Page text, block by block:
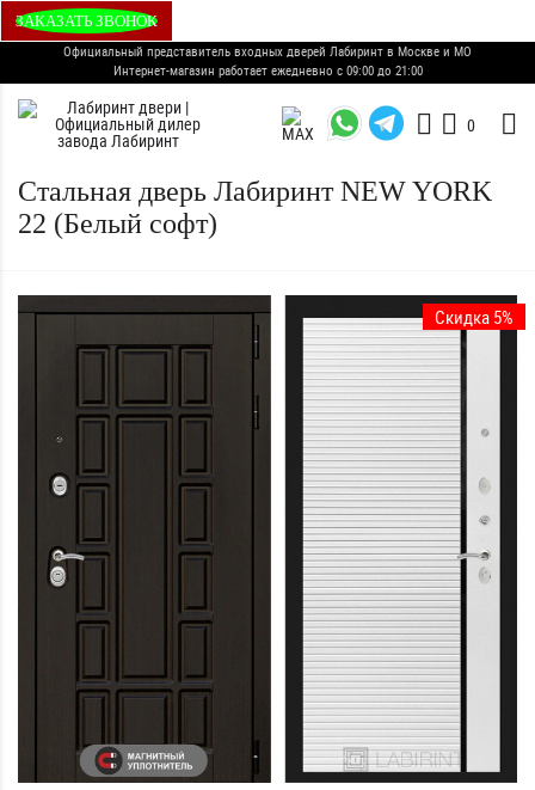
ЗАКАЗАТЬ ЗВОНОК
Официальный представитель входных дверей Лабиринт в Москве и МО
Интернет-магазин работает ежедневно с 09:00 до 21:00
0
Стальная дверь Лабиринт NEW YORK
22 (Белый софт)
Скидка 5%